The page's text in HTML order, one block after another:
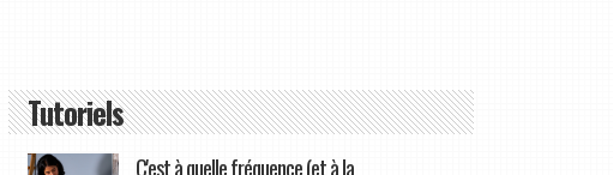
Tutoriels
C'est à quelle fréquence (et à la